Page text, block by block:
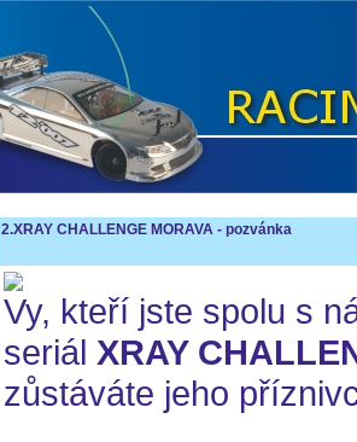
2.XRAY CHALLENGE MORAVA - pozvánka
Vy, kteří jste spolu s
seriál XRAY
zůstáváte jeho